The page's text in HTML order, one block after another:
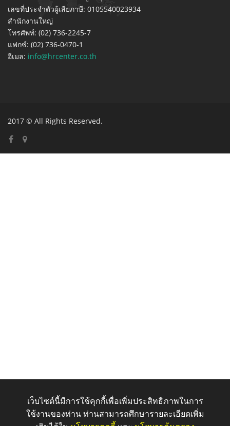
เลขที่ประจำตัวผู้เสียภาษี: 0105540023934
สำนักงานใหญ่
โทรศัพท์: (02) 736-2245-7
แฟกซ์: (02) 736-0470-1
อีเมล: info@hrcenter.co.th
2017 © All Rights Reserved.
เว็บไซต์นี้มีการใช้คุกกี้เพื่อเพิ่มประสิทธิภาพในการ
ใช้งานของท่าน ท่านสามารถศึกษารายละเอียดเพิ่ม